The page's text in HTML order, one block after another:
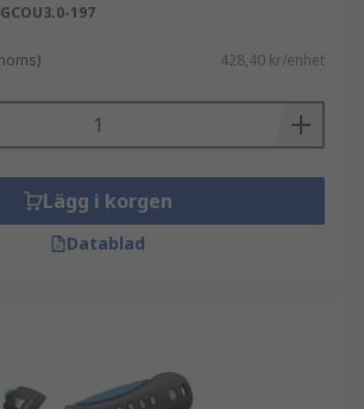
197
428,40 kr/enhet
Lägg i korgen
Datablad